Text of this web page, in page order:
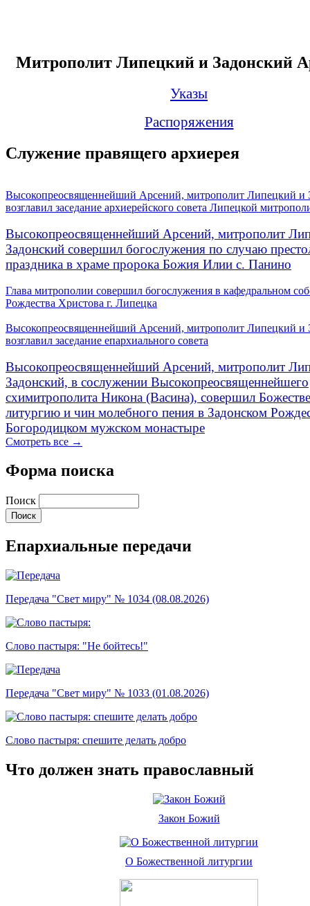
Митрополит Липецкий и Задонский
Указы
Распоряжения
Служение правящего архиерея
Высокопреосвященнейший Арсений, митрополит Липецкий и
возглавил заседание архиерейского совета Липецкой
Высокопреосвященнейший Арсений, митрополит
Задонский совершил богослужения по случаю
праздника в храме пророка Божия Илии с. Панино
Глава митрополии совершил богослужения в кафедральном
Рождества Христова г. Липецка
Высокопреосвященнейший Арсений, митрополит Липецкий и
возглавил заседание епархиального совета
Высокопреосвященнейший Арсений, митрополит
Задонский, в сослужении Высокопреосвященнейшего
схимитрополита Никона (Васина), совершил
литургию и чин молебного пения в Задонском
Богородицком мужском монастыре
Смотреть все →
Форма поиска
Поиск
Епархиальные передачи
Передача "Свет миру" № 1034 (08.08.2026)
Слово пастыря: "Не бойтесь!"
Передача "Свет миру" № 1033 (01.08.2026)
Слово пастыря: спешите делать добро
Что должен знать православный
Закон Божий
О Божественной литургии